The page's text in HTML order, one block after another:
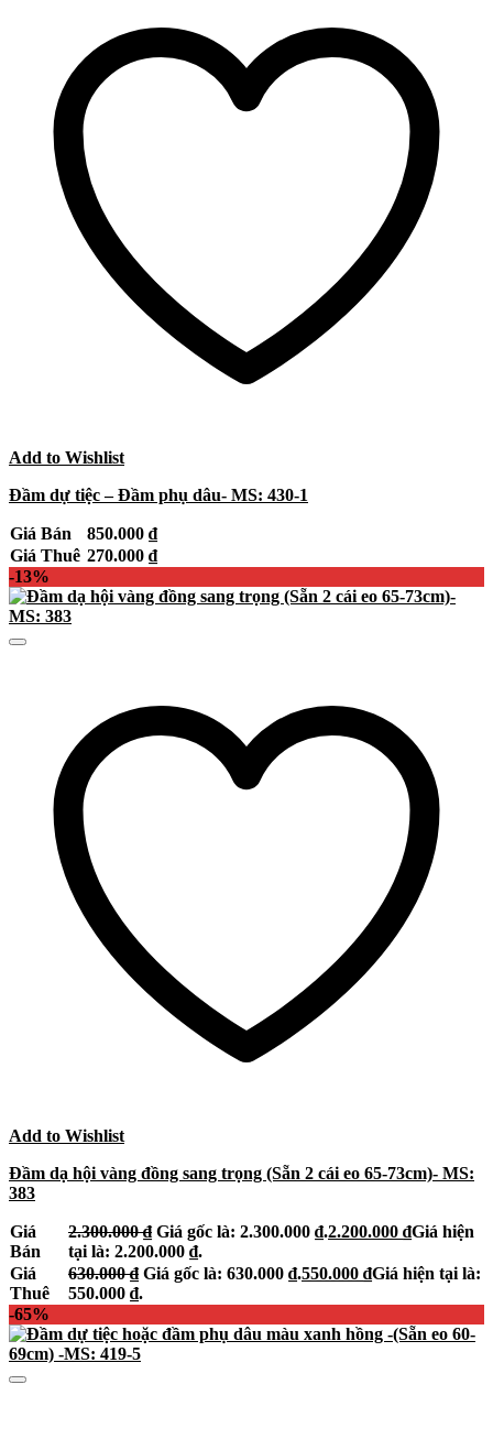
Add to Wishlist
Đầm dự tiệc – Đầm phụ dâu- MS: 430-1
Giá Bán 850.000 ₫
Giá Thuê 270.000 ₫
-13%
Add to Wishlist
Đầm dạ hội vàng đồng sang trọng (Sẵn 2 cái eo 65-73cm)- MS:
383
Giá
Bán
2.300.000₫ Giá gốc là: 2.300.000 ₫.2.200.000 ₫Giá hiện
tại là: 2.200.000 ₫.
Giá
Thuê
630.000₫ Giá gốc là: 630.000 ₫.550.000 ₫Giá hiện tại là:
550.000 ₫.
-65%